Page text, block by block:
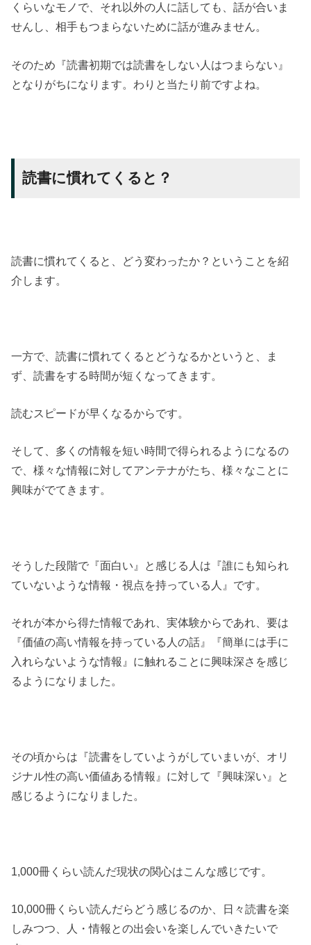
くらいなモノで、それ以外の人に話しても、話が合いま
せんし、相手もつまらないために話が進みません。
そのため『読書初期では読書をしない人はつまらない』
となりがちになります。わりと当たり前ですよね。
読書に慣れてくると？
読書に慣れてくると、どう変わったか？ということを紹
介します。
一方で、読書に慣れてくるとどうなるかというと、ま
ず、読書をする時間が短くなってきます。
読むスピードが早くなるからです。
そして、多くの情報を短い時間で得られるようになるの
で、様々な情報に対してアンテナがたち、様々なことに
興味がでてきます。
そうした段階で『面白い』と感じる人は『誰にも知られ
ていないような情報・視点を持っている人』です。
それが本から得た情報であれ、実体験からであれ、要は
『価値の高い情報を持っている人の話』『簡単には手に
入れらないような情報』に触れることに興味深さを感じ
るようになりました。
その頃からは『読書をしていようがしていまいが、オリ
ジナル性の高い価値ある情報』に対して『興味深い』と
感じるようになりました。
1,000冊くらい読んだ現状の関心はこんな感じです。
10,000冊くらい読んだらどう感じるのか、日々読書を楽
しみつつ、人・情報との出会いを楽しんでいきたいで